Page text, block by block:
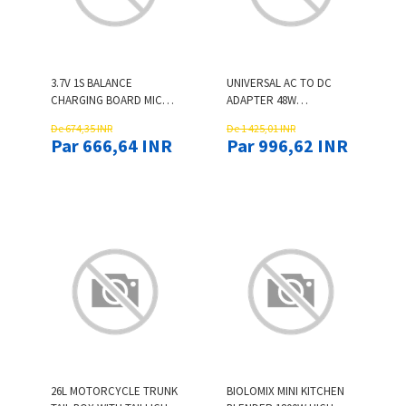
3.7V 1S BALANCE
CHARGING BOARD MICRO
CONNECT PLATE FOR
BLADE INDUCTRIX
De 674,35 INR
Par 666,64 INR
UNIVERSAL AC TO DC
ADAPTER 48W
24V 2A WITH LCD DISPLAY
14 TIPS POLARITY
De 1 425,01 INR
Par 996,62 INR
26L MOTORCYCLE TRUNK
BIOLOMIX MINI KITCHEN